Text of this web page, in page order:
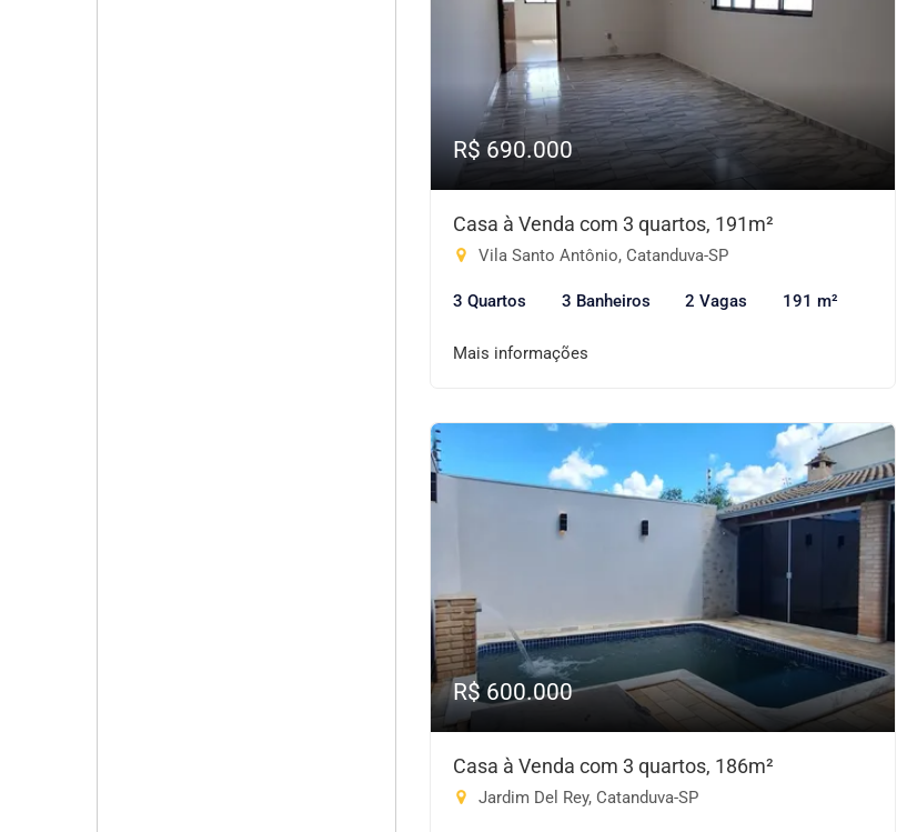
R$ 690.000
Casa à Venda com 3 quartos, 191m²
Vila Santo Antônio, Catanduva-SP
3 Quartos 3 Banheiros 2 Vagas 191 m²
Mais informações
R$ 600.000
Casa à Venda com 3 quartos, 186m²
Jardim Del Rey, Catanduva-SP